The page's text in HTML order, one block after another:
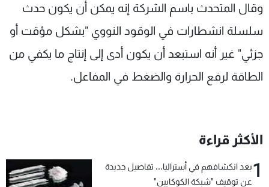
وقال المتحدث باسم الشركة إنه يمكن أن يكون حدث
سلسلة انشطارات في الوقود النووي "بشكل مؤقت أو
جزئي" غير أنه استبعد أن يكون أدى إلى إنتاج ما يكفي من
الطاقة لرفع الحرارة والضغط في المفاعل.
الأكثر قراءة
1بعد انكشافهم في أستراليا... تفاصيل جديدة
عن توقيف "شبكة الكوكايين"